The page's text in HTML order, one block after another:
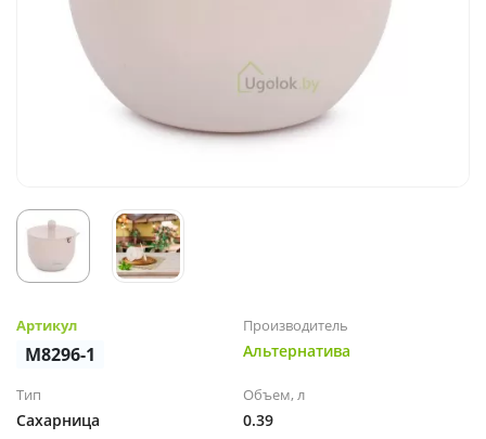
Артикул
М8296-1
Производитель
Альтернатива
Тип
Сахарница
Объем, л
0.39